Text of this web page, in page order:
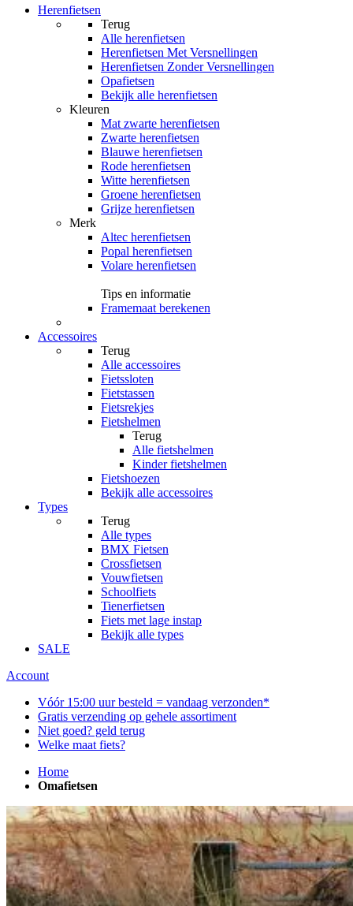
Herenfietsen
Terug
Alle herenfietsen
Herenfietsen Met Versnellingen
Herenfietsen Zonder Versnellingen
Opafietsen
Bekijk alle herenfietsen
Kleuren
Mat zwarte herenfietsen
Zwarte herenfietsen
Blauwe herenfietsen
Rode herenfietsen
Witte herenfietsen
Groene herenfietsen
Grijze herenfietsen
Merk
Altec herenfietsen
Popal herenfietsen
Volare herenfietsen
Tips en informatie
Framemaat berekenen
Accessoires
Terug
Alle accessoires
Fietssloten
Fietstassen
Fietsrekjes
Fietshelmen
Terug
Alle fietshelmen
Kinder fietshelmen
Fietshoezen
Bekijk alle accessoires
Types
Terug
Alle types
BMX Fietsen
Crossfietsen
Vouwfietsen
Schoolfiets
Tienerfietsen
Fiets met lage instap
Bekijk alle types
SALE
Account
Vóór 15:00 uur besteld = vandaag verzonden*
Gratis verzending op gehele assortiment
Niet goed? geld terug
Welke maat fiets?
Home
Omafietsen